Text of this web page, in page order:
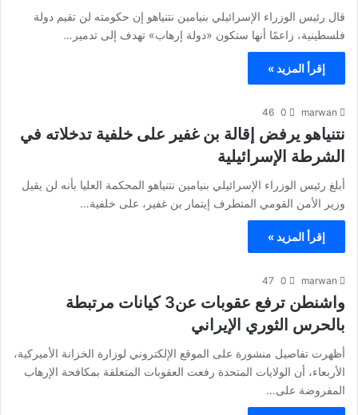
قال رئيس الوزراء الإسرائيلي بنيامين نتنياهو إن حكومته لن تقيم دولة
فلسطينية، زاعمًا أنها ستكون «دولة إرهاب» تهدف إلى تدمير…
إقرأ المزيد »
marwan
0
46
نتنياهو يرفض إقالة بن غفير على خلفية تدخلاته في
الشرطة الإسرائيلية
أبلغ رئيس الوزراء الإسرائيلي بنيامين نتنياهو المحكمة العليا بأنه لن يقيل
وزير الأمن القومي المتطرف إيتمار بن غفير، على خلفية…
إقرأ المزيد »
marwan
0
47
واشنطن ترفع عقوبات عن3 كيانات مرتبطة
بالحرس الثوري الإيراني
أظهرت تفاصيل منشورة على الموقع الإلكتروني لوزارة الخزانة الأميركية،
الأربعاء، أن الولايات المتحدة رفعت العقوبات المتعلقة بمكافحة الإرهاب
المفروضة على…